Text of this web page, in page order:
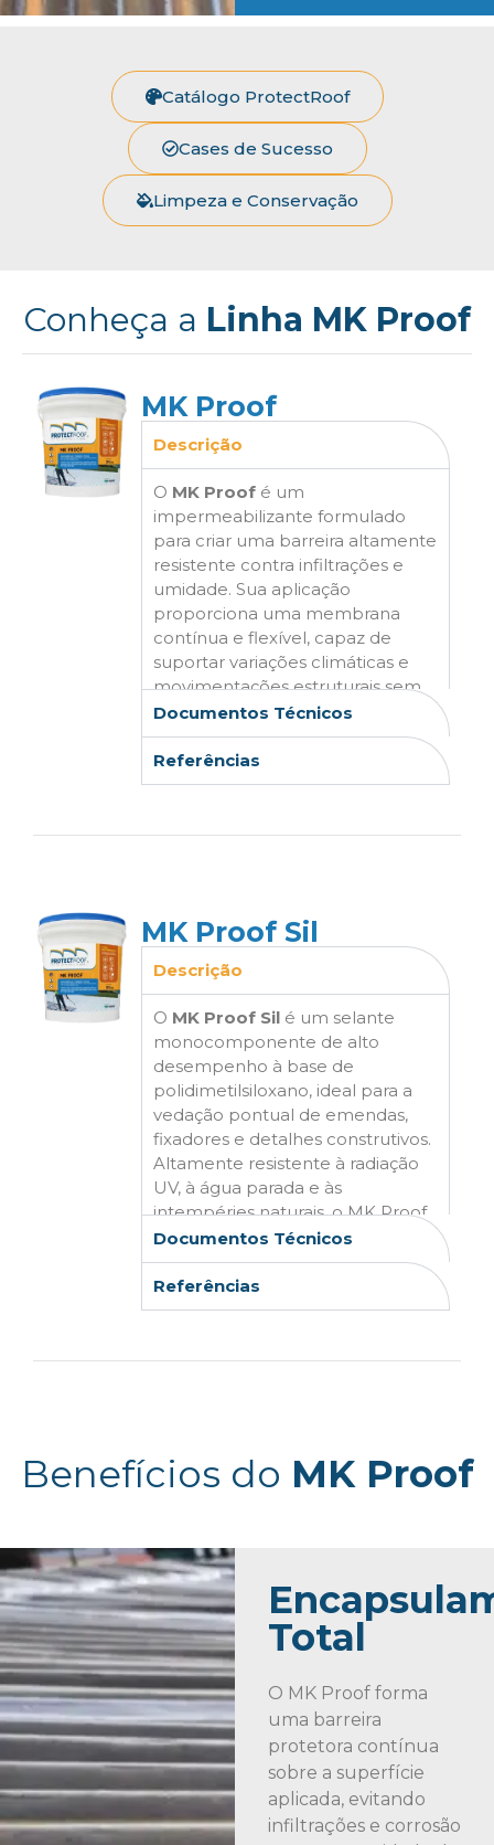
Catálogo ProtectRoof
Cases de Sucesso
Limpeza e Conservação
Conheça a Linha MK Proof
MK Proof
Descrição
O MK Proof é um
impermeabilizante formulado
para criar uma barreira altamente
resistente contra infiltrações e
umidade. Sua aplicação
proporciona uma membrana
contínua e flexível, capaz de
suportar variações climáticas e
movimentações estruturais sem
comprometer a vedação. Ele é
ideal para telhas de fibrocimento,
concreto, metálicas e demais
superfícies expostas à água,
mofo, rachaduras e infiltrações
Documentos Técnicos
Referências
MK Proof Sil
Descrição
O MK Proof Sil é um selante
monocomponente de alto
desempenho à base de
polidimetilsiloxano, ideal para a
vedação pontual de emendas,
fixadores e detalhes construtivos.
Altamente resistente à radiação
UV, à água parada e às
intempéries naturais, o MK Proof
Sil forma uma barreira elástica e
durável sobre os pontos críticos
da cobertura, prevenindo
infiltrações de forma precisa e
pincel ou espátula, somada à sua
telhados.
Documentos Técnicos
Referências
Benefícios do MK Proof
Total
O MK Proof forma
uma barreira
protetora contínua
sobre a superfície
aplicada, evitando
infiltrações e corrosão